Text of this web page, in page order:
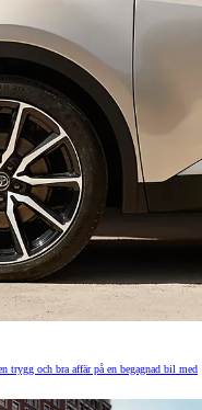
trygg och bra affär på en begagnad bil med